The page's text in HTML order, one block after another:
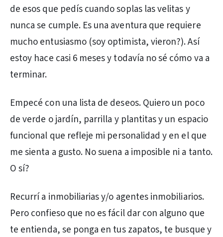
de esos que pedís cuando soplas las velitas y
nunca se cumple. Es una aventura que requiere
mucho entusiasmo (soy optimista, vieron?). Así
estoy hace casi 6 meses y todavía no sé cómo va a
terminar.
Empecé con una lista de deseos. Quiero un poco
de verde o jardín, parrilla y plantitas y un espacio
funcional que refleje mi personalidad y en el que
me sienta a gusto. No suena a imposible ni a tanto.
O sí?
Recurrí a inmobiliarias y/o agentes inmobiliarios.
Pero confieso que no es fácil dar con alguno que
te entienda, se ponga en tus zapatos, te busque y